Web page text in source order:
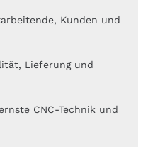
Kunden und
Lieferung und
CNC-Technik und